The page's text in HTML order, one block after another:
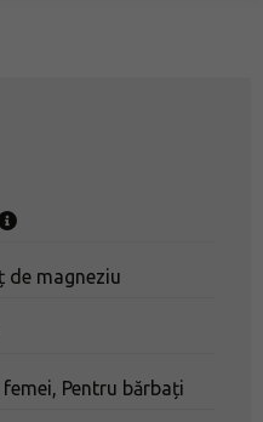
de magneziu
femei, Pentru bărbați